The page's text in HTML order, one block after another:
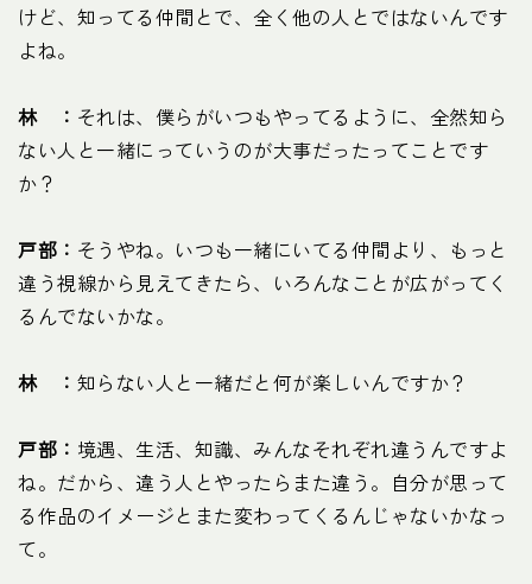
けど、知ってる仲間とで、全く他の人とではないんです
よね。
林 ： それは、僕らがいつもやってるように、全然知ら
ない人と一緒にっていうのが大事だったってことです
か？
戸部： そうやね。いつも一緒にいてる仲間より、もっと
違う視線から見えてきたら、いろんなことが広がってく
るんでないかな。
林 ： 知らない人と一緒だと何が楽しいんですか？
戸部： 境遇、生活、知識、みんなそれぞれ違うんですよ
ね。だから、違う人とやったらまた違う。自分が思って
る作品のイメージとまた変わってくるんじゃないかなっ
て。